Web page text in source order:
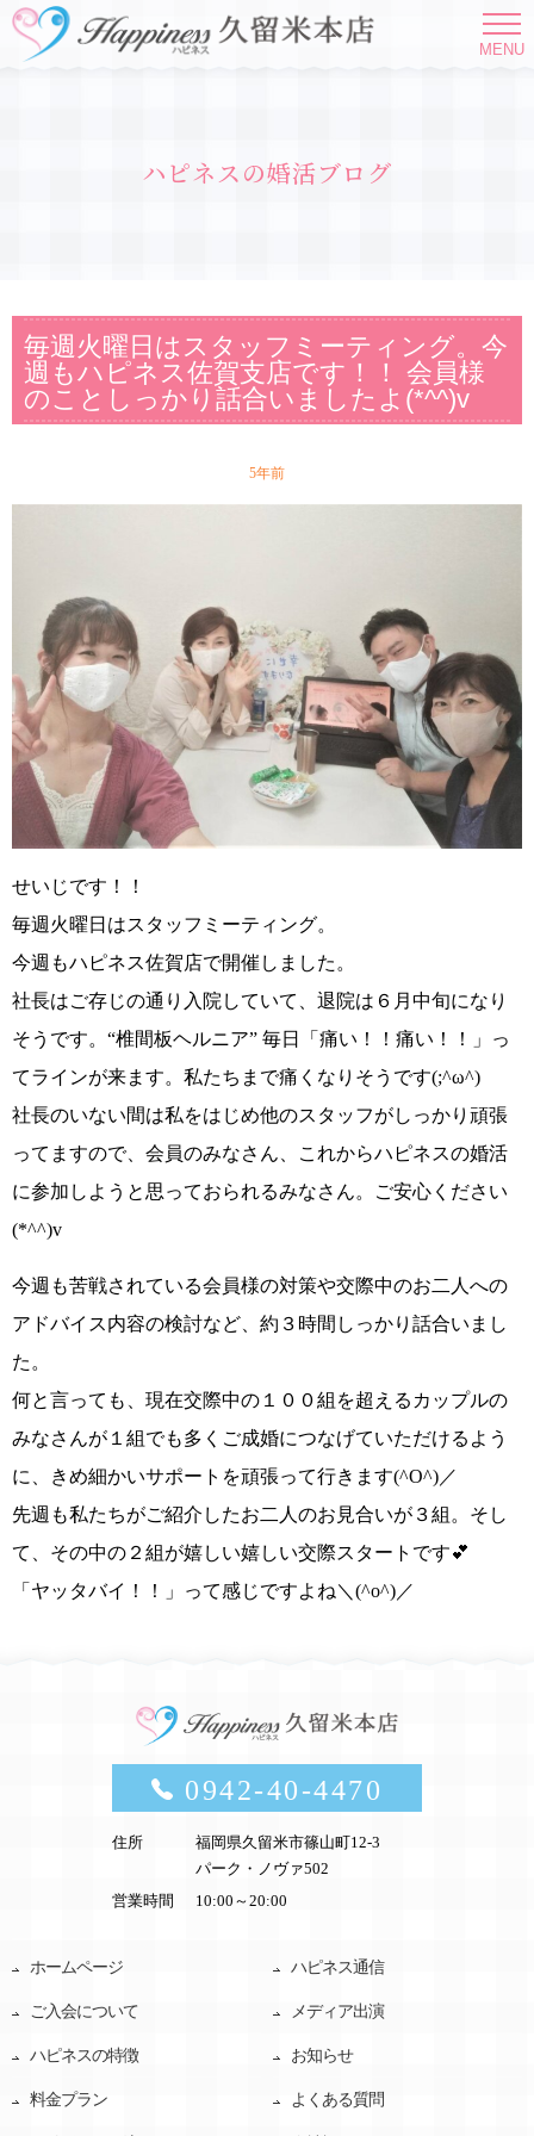
MENU
ハピネスの婚活ブログ
毎週火曜日はスタッフミーティング。今
週もハピネス佐賀支店です！！ 会員様
のことしっかり話合いましたよ(*^^)v
5年前
せいじです！！
毎週火曜日はスタッフミーティング。
今週もハピネス佐賀店で開催しました。
社長はご存じの通り入院していて、退院は６月中旬になり
そうです。 “椎間板ヘルニア” 毎日 「痛い！！痛い！！」
っ
てラインが来ます。 私たちまで痛くなりそうです(;^ω^)
社長のいない間は私をはじめ他のスタッフがしっかり頑張
ってますので、会員のみなさん、これからハピネスの婚活
に参加しようと思っておられるみなさん。ご安心ください
(*^^)v
今週も苦戦されている会員様の対策や交際中のお二人への
アドバイス内容の検討など、約３時間しっかり話合いまし
た。
何と言っても、現在交際中の１００組を超えるカップルの
みなさんが１組でも多くご成婚につなげていただけるよう
に、きめ細かいサポートを頑張って行きます(^O^)／
先週も私たちがご紹介したお二人のお見合いが３組。そし
て、その中の２組が嬉しい嬉しい交際スタートです💕
「ヤッタバイ！！」
って感じですよね＼(^o^)／
0942-40-4470
住所
福岡県久留米市篠山町12-3
パーク・ノヴァ502
営業時間
10:00～20:00
ホームページ
ご入会について
ハピネスの特徴
料金プラン
ハピネス通信
メディア出演
お知らせ
よくある質問